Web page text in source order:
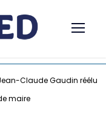
Claude Gaudin réélu
maire